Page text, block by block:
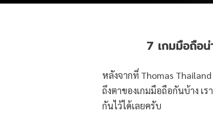
7 เกมมือถือน่
หลังจากที่ Thomas
ถึงตาของเกมมือถือกันบ้าง เ
กันไว้ได้เลยครับ